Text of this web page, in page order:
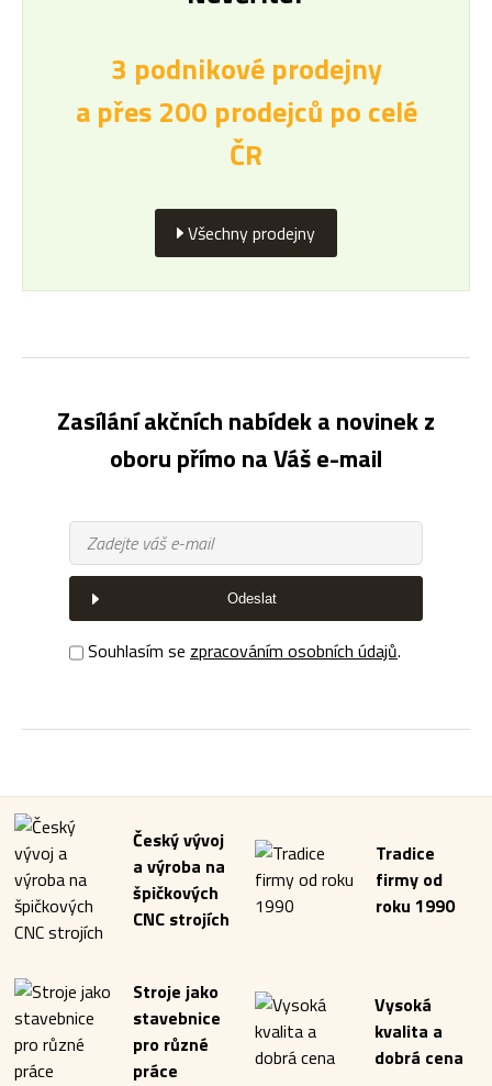
3 podnikové prodejny
a přes 200 prodejců po celé
ČR
Všechny prodejny
Zasílání akčních nabídek a novinek z
oboru přímo na Váš e-mail
Odeslat
Souhlasím se zpracováním osobních údajů.
Český vývoj
a výroba na
špičkových
CNC strojích
Tradice
firmy od
roku 1990
Stroje jako
stavebnice
pro různé
práce
Vysoká
kvalita a
dobrá cena